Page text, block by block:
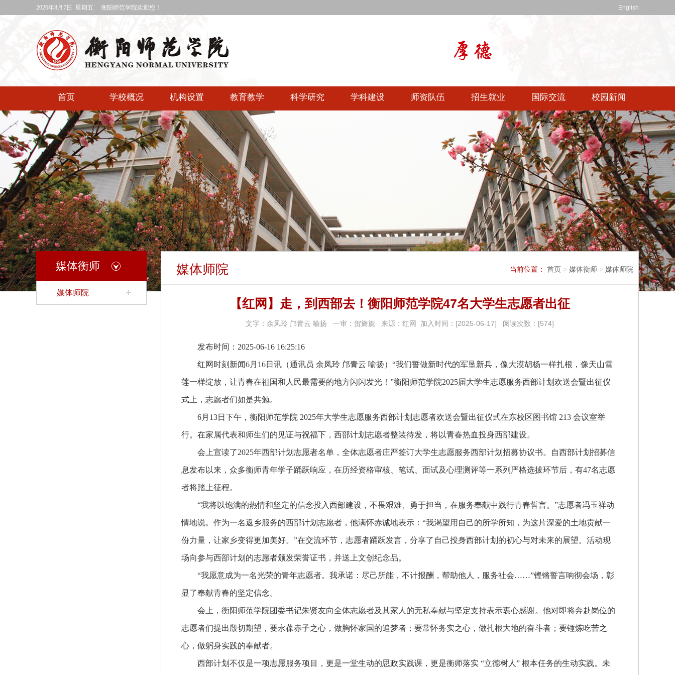
2026年8月7日 星期五 衡阳师范学院欢迎您！ English
首页 学校概况 机构设置 教育教学 科学研究 学科建设 师资队伍 招生就业 国际交流 校园新闻
媒体衡师 专题网站 快速通道 快速链接
媒体衡师
媒体师院
媒体师院 当前位置： 首页 > 媒体衡师 > 媒体师院
【红网】走，到西部去！衡阳师范学院47名大学生志愿者出征
文字：余凤玲 邝青云 喻扬 一审：贺旖旎 来源：红网 加入时间：[2025-06-17] 阅读次数：[574]
发布时间：2025-06-16 16:25:16
红网时刻新闻6月16日讯（通讯员 余凤玲 邝青云 喻扬）“我们誓做新时代的军垦新兵，像大漠胡杨一样扎根，像天山雪
莲一样绽放，让青春在祖国和人民最需要的地方闪闪发光！”衡阳师范学院2025届大学生志愿服务西部计划欢送会暨出征仪
式上，志愿者们如是共勉。
6月13日下午，衡阳师范学院 2025年大学生志愿服务西部计划志愿者欢送会暨出征仪式在东校区图书馆 213 会议室举
行。在家属代表和师生们的见证与祝福下，西部计划志愿者整装待发，将以青春热血投身西部建设。
会上宣读了2025年西部计划志愿者名单，全体志愿者庄严签订大学生志愿服务西部计划招募协议书。自西部计划招募信
息发布以来，众多衡师青年学子踊跃响应，在历经资格审核、笔试、面试及心理测评等一系列严格选拔环节后，有47名志愿
者将踏上征程。
“我将以饱满的热情和坚定的信念投入西部建设，不畏艰难、勇于担当，在服务奉献中践行青春誓言。”志愿者冯玉祥动
情地说。作为一名返乡服务的西部计划志愿者，他满怀赤诚地表示：“我渴望用自己的所学所知，为这片深爱的土地贡献一
份力量，让家乡变得更加美好。”在交流环节，志愿者踊跃发言，分享了自己投身西部计划的初心与对未来的展望。活动现
场向参与西部计划的志愿者颁发荣誉证书，并送上文创纪念品。
“我愿意成为一名光荣的青年志愿者。我承诺：尽己所能，不计报酬，帮助他人，服务社会……”铿锵誓言响彻会场，彰
显了奉献青春的坚定信念。
会上，衡阳师范学院团委书记朱贤友向全体志愿者及其家人的无私奉献与坚定支持表示衷心感谢。他对即将奔赴岗位的
志愿者们提出殷切期望，要永葆赤子之心，做胸怀家国的追梦者；要常怀务实之心，做扎根大地的奋斗者；要锤炼吃苦之
心，做躬身实践的奉献者。
西部计划不仅是一项志愿服务项目，更是一堂生动的思政实践课，更是衡师落实 “立德树人” 根本任务的生动实践。未